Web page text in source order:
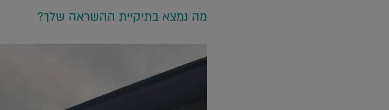
מה נמצא בתיקיית ההשראה שלך?